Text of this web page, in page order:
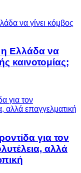
Ελλάδα να
καινοτομίας;
για τον
αλλά